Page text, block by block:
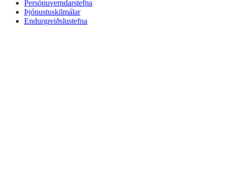
Persónuverndarstefna
Þjónustuskilmálar
Endurgreiðslustefna